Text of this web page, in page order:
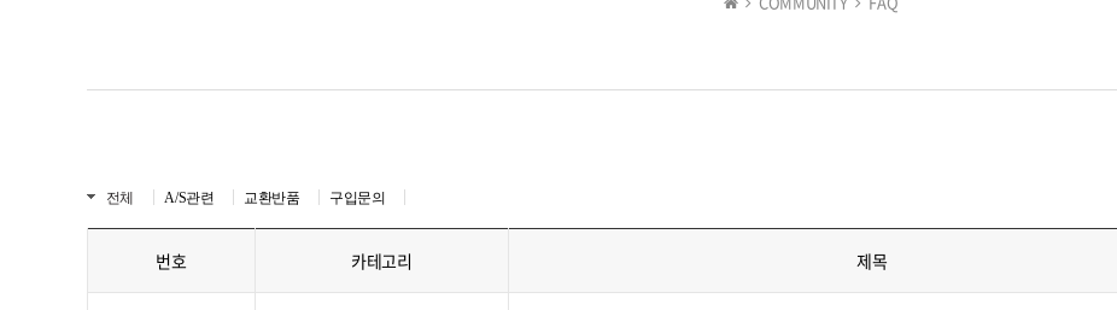
전체 A/S관련 교환반품 구입문의
번호 카테고리 제목